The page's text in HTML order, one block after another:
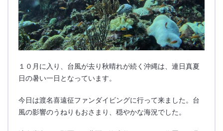
１０月に入り、台風が去り秋晴れが続く沖縄は、連日真夏
日の暑い一日となっています。
今日は渡名喜遠征ファンダイビングに行って来ました。台
風の影響のうねりもおさまり、穏やかな海況でした。